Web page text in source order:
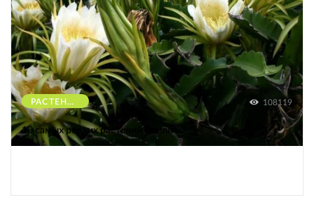
РАСТЕНИЯ 108119
10 самых редких растений Земли